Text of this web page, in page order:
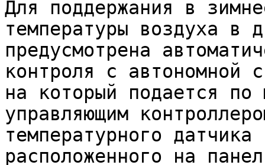
Для поддержания в
температуры воздуха в
предусмотрена
контроля с автономной
на который подается по
управляющим
температурного
расположенного на